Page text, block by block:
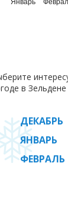
Январь
в
ДЕКАБРЬ
ЯНВАРЬ
ФЕВРАЛЬ